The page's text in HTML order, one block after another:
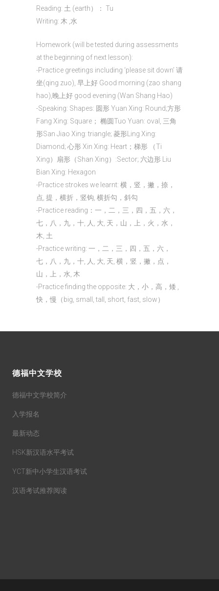
Reading: 土 (earth）： Tu
Writing: 木 ,水
Homework (will be tested during assessments
at the beginning of next lesson):
-Practice greetings including ‘please sit down’ 请
坐(qing zuo), 早上好 Good morning (zao shang
hao),晚上好 good evening (Wan Shang Hao)
-Speaking: Shapes: 圆形 Yuan Xing: Round;方形
Fang Xing: Square； 椭圆Tuo Yuan: oval, 三角
形San Jiao Xing: triangle; 菱形Ling Xing:
Diamond; 心形 Xin Xing: Heart；梯形 （Ti
Xing）扇形（Shan Xing）:Sector; 六边形 Liu
Bian Xing: Hexagon
-Practice strokes we learnt: 横，竖，撇，捺，
点, 提，横折，竖钩, 横折勾，斜勾
-Practice reading：一，二，三，四，五，六，
七，八，九，十, 人, 大, 天，山，上，火，水，
木, 土
-Practice writing: 一，二，三，四，五，六，
七，八，九，十, 人, 大, 天, 横，竖，撇，点，
山，上，水, 木
-Practice finding the opposite: 大，小，高，矮 ,
快，慢（big, small, tall, short, fast, slow）
德福中文学校
德福中文学校简介
入学报名
最新动态
HSK新汉语水平考试
YCT新中小学生汉语考试
汉语考试推荐阅读